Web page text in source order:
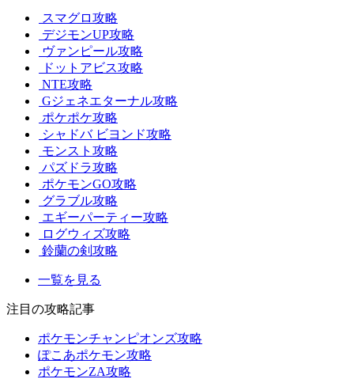
スマグロ攻略
デジモンUP攻略
ヴァンピール攻略
ドットアビス攻略
NTE攻略
Gジェネエターナル攻略
ポケポケ攻略
シャドバ ビヨンド攻略
モンスト攻略
パズドラ攻略
ポケモンGO攻略
グラブル攻略
エギーパーティー攻略
ログウィズ攻略
鈴蘭の剣攻略
一覧を見る
注目の攻略記事
ポケモンチャンピオンズ攻略
ぽこあポケモン攻略
ポケモンZA攻略